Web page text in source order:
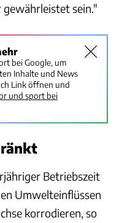
gewährleistet sein."
bei Google, um
Inhalte und News
Link öffnen und
und sport bei
Betriebszeit
Umwelteinflüssen
korrodieren, so